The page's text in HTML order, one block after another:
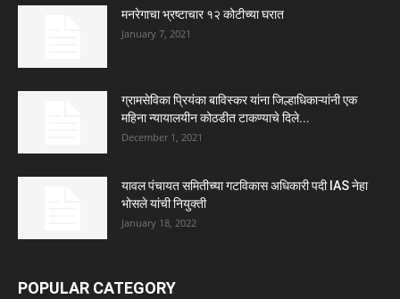
मनरेगाचा भ्रष्टाचार १२ कोटीच्या घरात
January 7, 2021
ग्रामसेविका प्रियंका बाविस्कर यांना जिल्हाधिकाऱ्यांनी एक
महिना न्यायालयीन कोठडीत टाकण्याचे दिले...
December 1, 2021
यावल पंचायत समितीच्या गटविकास अधिकारी पदी IAS नेहा
भोसले यांची नियुक्ती
January 18, 2022
POPULAR CATEGORY